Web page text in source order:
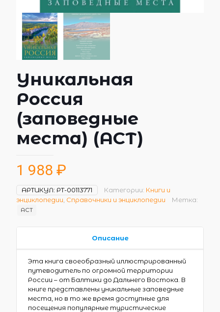
Уникальная
Россия
(заповедные
места) (АСТ)
1 988 ₽
АРТИКУЛ: РТ-00113771 Категории: Книги и
энциклопедии Справочники и энциклопедии Метка:
АСТ
Описание
Эта книга своеобразный иллюстрированный
путеводитель по огромной территории
России – от Балтики до Дальнего Востока. В
книге представлены уникальные заповедные
места, но в то же время доступные для
посещения популярные туристические